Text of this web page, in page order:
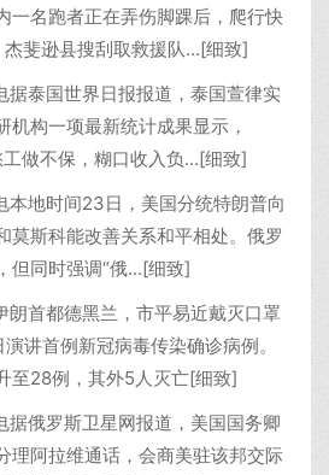
一名跑者正在弄伤脚踝后，爬行快
斐逊县搜刮取救援队...[细致]
泰国世界日报报道，泰国萱律实
机构一项最新统计成果显示，
做不保，糊口收入负...[细致]
地时间23日，美国分统特朗普向
莫斯科能改善关系和平相处。俄罗
但同时强调“俄...[细致]
首都德黑兰，市平易近戴灭口罩
讲首例新冠病毒传染确诊病例。
至28例，其外5人灭亡[细致]
俄罗斯卫星网报道，美国国务卿
理阿拉维通话，会商美驻该邦交际